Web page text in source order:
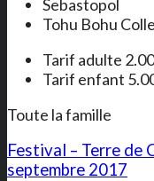
Sebastopol
Tohu Bohu
Tarif adulte
Tarif enfant
Toute la famille
Festival – Terre de
septembre 2017